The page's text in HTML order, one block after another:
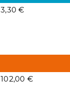
3,30 €
102,00 €